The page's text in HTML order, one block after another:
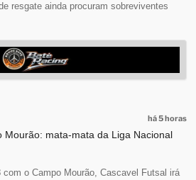
resgate ainda procuram sobreviventes
há 5 horas
Mourão: mata-mata da Liga Nacional
com o Campo Mourão, Cascavel Futsal irá